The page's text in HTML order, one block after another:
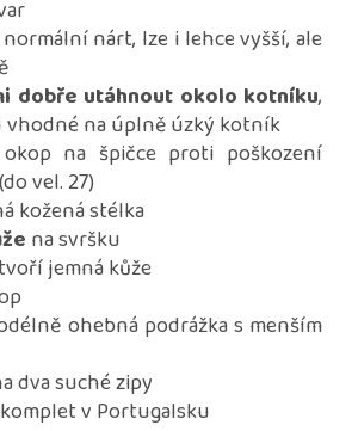
nárt, lze i lehce vyšší, ale
dobře utáhnout okolo kotníku,
vhodné na úplně úzký kotník
na špičce proti poškození
vel. 27)
kožená stélka
na svršku
jemná kůže
ohebná podrážka s menším
dva suché zipy
v Portugalsku